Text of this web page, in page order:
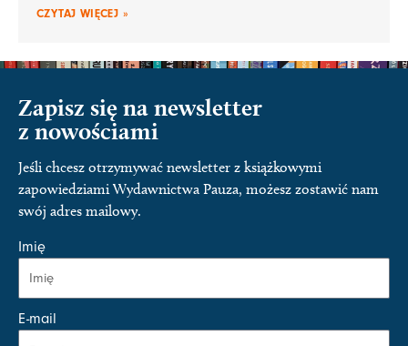
CZYTAJ WIĘCEJ »
Zapisz się na newsletter
z nowościami
Jeśli chcesz otrzymywać newsletter z książkowymi
zapowiedziami Wydawnictwa Pauza, możesz zostawić nam
swój adres mailowy.
Imię
E-mail